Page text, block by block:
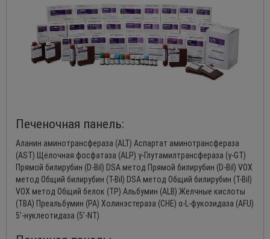
Печеночная панель:
Аланин аминотрансфераза (ALT) Аспартат аминотрансфераза
(AST) Щёлочная фосфатаза (ALP) γ-Глутамилтрансфераза (γ-GT)
Прямой билирубин (D-Bil) DSA метод Прямой билирубин (D-Bil) VOX
метод Общий билирубин (T-Bil) DSA метод Общий билирубин (T-Bil)
VOX метод Общий белок (TP) Альбумин (ALB) Желчные кислоты
(TBA) Преальбумин (PA) Холинэстераза (CHE) α-L-фукозидаза (AFU)
5’-нуклеотидаза (5’-NT)